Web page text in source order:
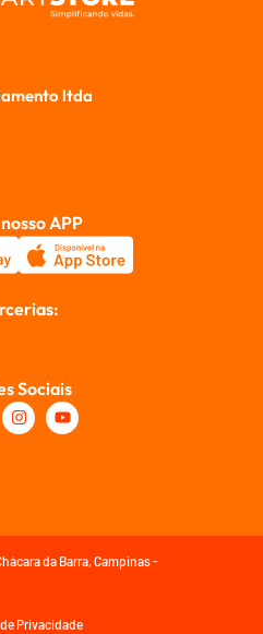
ltda
APP
Sociais
da Barra, Campinas -
Privacidade